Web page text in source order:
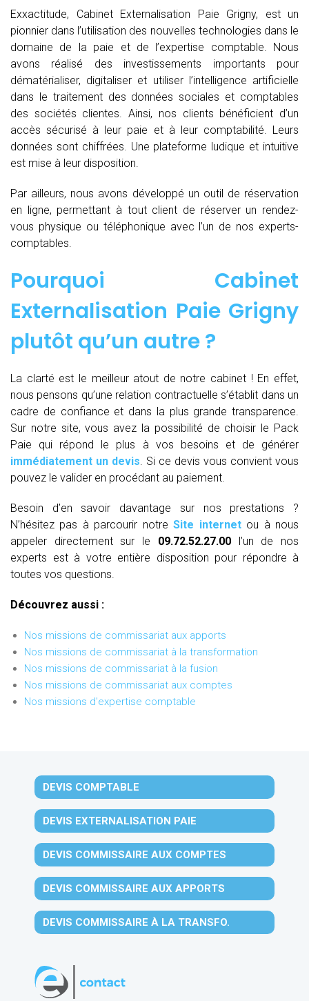
Exxactitude, Cabinet Externalisation Paie Grigny, est un
pionnier dans l’utilisation des nouvelles technologies dans le
domaine de la paie et de l’expertise comptable. Nous
avons réalisé des investissements importants pour
dématérialiser, digitaliser et utiliser l’intelligence artificielle
dans le traitement des données sociales et comptables
des sociétés clientes. Ainsi, nos clients bénéficient d’un
accès sécurisé à leur paie et à leur comptabilité. Leurs
données sont chiffrées. Une plateforme ludique et intuitive
est mise à leur disposition.
Par ailleurs, nous avons développé un outil de réservation
en ligne, permettant à tout client de réserver un rendez-
vous physique ou téléphonique avec l’un de nos experts-
comptables.
Pourquoi Cabinet
Externalisation Paie Grigny
plutôt qu’un autre ?
La clarté est le meilleur atout de notre cabinet ! En effet,
nous pensons qu’une relation contractuelle s’établit dans un
cadre de confiance et dans la plus grande transparence.
Sur notre site, vous avez la possibilité de choisir le Pack
Paie qui répond le plus à vos besoins et de générer
immédiatement un devis . Si ce devis vous convient vous
pouvez le valider en procédant au paiement.
Besoin d’en savoir davantage sur nos prestations ?
N’hésitez pas à parcourir notreSite internet ou à nous
appeler directement sur le 09.72.52.27.00l’un de nos
experts est à votre entière disposition pour répondre à
toutes vos questions.
Découvrez aussi :
Nos missions de commissariat aux apports
Nos missions de commissariat à la transformation
Nos missions de commissariat à la fusion
Nos missions de commissariat aux comptes
Nos missions d'expertise comptable
DEVIS COMPTABLE
DEVIS EXTERNALISATION PAIE
DEVIS COMMISSAIRE AUX COMPTES
DEVIS COMMISSAIRE AUX APPORTS
DEVIS COMMISSAIRE À LA TRANSFO.